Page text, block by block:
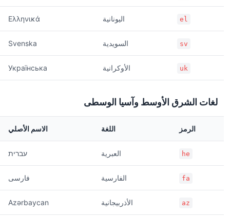
el اليونانية Ελληνικά
sv السويدية Svenska
uk الأوكرانية Українська
لغات الشرق الأوسط وآسيا الوسطى
الرمز اللغة الاسم الأصلي
he العبرية עברית
fa الفارسية فارسی
az الأذربيجانية Azərbaycan